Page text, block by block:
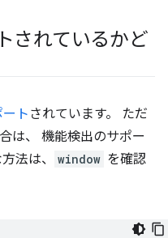
されているかど
ト されています。 ただ
は、 機能検出のサポー
法は、
window を確認